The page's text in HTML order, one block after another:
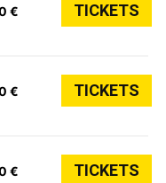
€ TICKETS
€ TICKETS
€ TICKETS